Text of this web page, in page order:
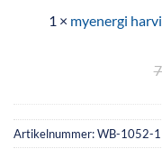
1 × myenergi
Artikelnummer:WB-1052-1